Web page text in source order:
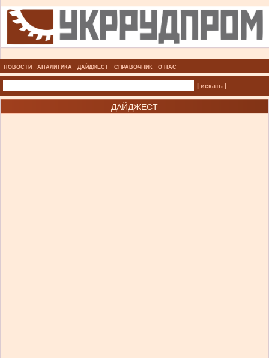
НОВОСТИ АНАЛИТИКА ДАЙДЖЕСТ СПРАВОЧНИК О НАС
| искать |
ДАЙДЖЕСТ